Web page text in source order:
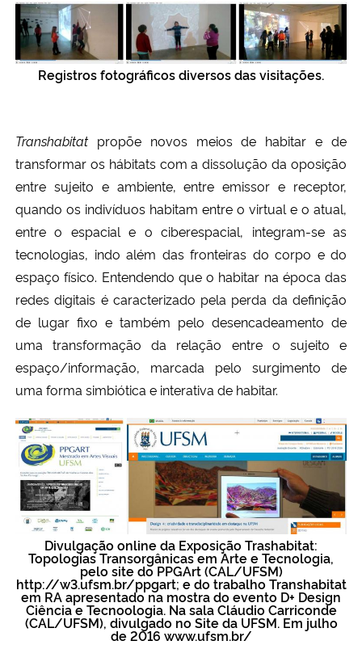
Registros fotográficos diversos das visitações.
Transhabitat propõe novos meios de habitar e de
transformar os hábitats com a dissolução da oposição
entre sujeito e ambiente, entre emissor e receptor,
quando os indivíduos habitam entre o virtual e o atual,
entre o espacial e o ciberespacial, integram-se as
tecnologias, indo além das fronteiras do corpo e do
espaço físico. Entendendo que o habitar na época das
redes digitais é caracterizado pela perda da definição
de lugar fixo e também pelo desencadeamento de
uma transformação da relação entre o sujeito e
espaço/informação, marcada pelo surgimento de
uma forma simbiótica e interativa de habitar.
Divulgação online da Exposição Trashabitat:
Topologias Transorgânicas em Arte e Tecnologia,
pelo site do PPGArt (CAL/UFSM)
http://w3.ufsm.br/ppgart; e do trabalho Transhabitat
em RA apresentado na mostra do evento D+ Design
Ciência e Tecnoologia. Na sala Cláudio Carriconde
(CAL/UFSM), divulgado no Site da UFSM. Em julho
de 2016 www.ufsm.br/